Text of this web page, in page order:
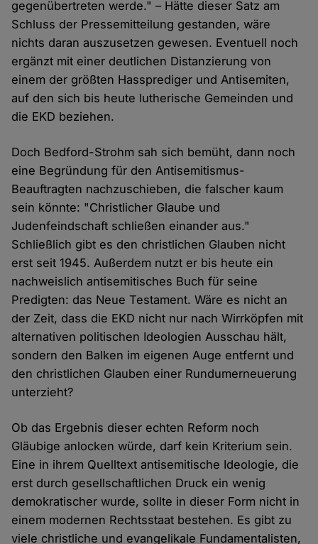
gegenübertreten werde." – Hätte dieser Satz am
Schluss der Pressemitteilung gestanden, wäre
nichts daran auszusetzen gewesen. Eventuell noch
ergänzt mit einer deutlichen Distanzierung von
einem der größten Hassprediger und Antisemiten,
auf den sich bis heute lutherische Gemeinden und
die EKD beziehen.
Doch Bedford-Strohm sah sich bemüht, dann noch
eine Begründung für den Antisemitismus-
Beauftragten nachzuschieben, die falscher kaum
sein könnte: "Christlicher Glaube und
Judenfeindschaft schließen einander aus."
Schließlich gibt es den christlichen Glauben nicht
erst seit 1945. Außerdem nutzt er bis heute ein
nachweislich antisemitisches Buch für seine
Predigten: das Neue Testament. Wäre es nicht an
der Zeit, dass die EKD nicht nur nach Wirrköpfen mit
alternativen politischen Ideologien Ausschau hält,
sondern den Balken im eigenen Auge entfernt und
den christlichen Glauben einer Rundumerneuerung
unterzieht?
Ob das Ergebnis dieser echten Reform noch
Gläubige anlocken würde, darf kein Kriterium sein.
Eine in ihrem Quelltext antisemitische Ideologie, die
erst durch gesellschaftlichen Druck ein wenig
demokratischer wurde, sollte in dieser Form nicht in
einem modernen Rechtsstaat bestehen. Es gibt zu
viele christliche und evangelikale Fundamentalisten,